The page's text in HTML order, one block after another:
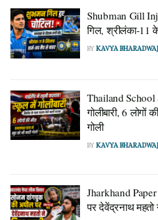
Shubman Gill
गिल, श्रीलंका-11
BYKAVYA BHARADWAJ
Thailand
गोलीबारी, 6 लोगों
गोली
BYKAVYA BHARADWAJ
Jharkhand
पर देवेंद्रनाथ महतो